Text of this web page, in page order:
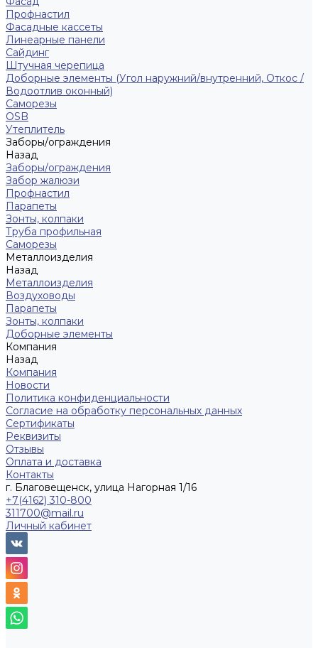
Профнастил
Фасадные кассеты
Линеарные панели
Сайдинг
Штучная черепица
Доборные элементы (Угол наружний/внутренний, Откос /
Водоотлив оконный)
Саморезы
OSB
Утеплитель
Заборы/ограждения
Назад
Заборы/ограждения
Забор жалюзи
Профнастил
Парапеты
Зонты, колпаки
Труба профильная
Саморезы
Металлоизделия
Назад
Металлоизделия
Воздуховоды
Парапеты
Зонты, колпаки
Доборные элементы
Компания
Назад
Компания
Новости
Политика конфиденциальности
Согласие на обработку персональных данных
Сертификаты
Реквизиты
Отзывы
Оплата и доставка
Контакты
г. Благовещенск, улица Нагорная 1/16
+7(4162) 310-800
311700@mail.ru
Личный кабинет